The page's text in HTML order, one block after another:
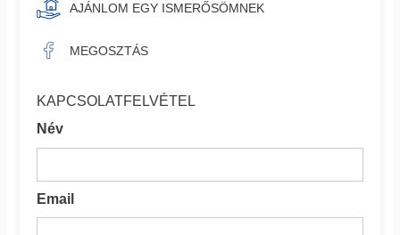
AJÁNLOM EGY ISMERŐSÖMNEK
MEGOSZTÁS
KAPCSOLATFELVÉTEL
Név
Email